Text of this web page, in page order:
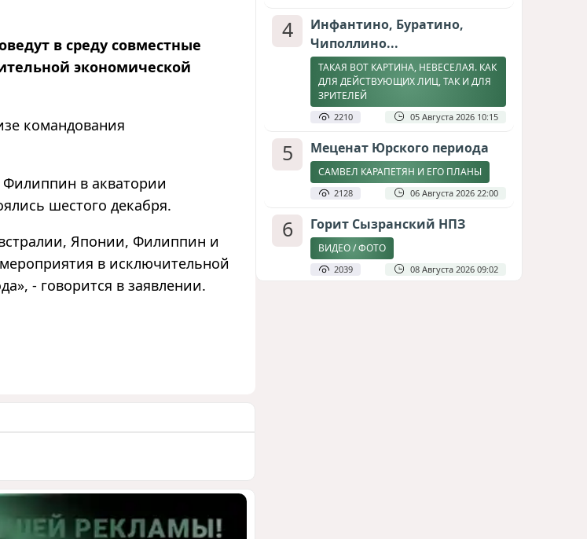
в среду совместные
экономической
командования
в акватории
шестого декабря.
Японии, Филиппин и
в исключительной
- говорится в заявлении.
4
Инфантино, Буратино,
Чиполлино...
ТАКАЯ ВОТ КАРТИНА, НЕВЕСЕЛАЯ. КАК
ДЛЯ ДЕЙСТВУЮЩИХ ЛИЦ, ТАК И ДЛЯ
ЗРИТЕЛЕЙ
2210 05 Августа 2026 10:15
5 Меценат Юрского периода
САМВЕЛ КАРАПЕТЯН И ЕГО ПЛАНЫ
2128 06 Августа 2026 22:00
6 Горит Сызранский НПЗ
ВИДЕО / ФОТО
2039 08 Августа 2026 09:02